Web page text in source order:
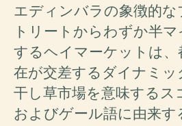
エディンバラの象徴的
トリートからわずか半
するヘイマーケットは
在が交差するダイナミッ
干し草市場を意味する
およびゲール語に由来す